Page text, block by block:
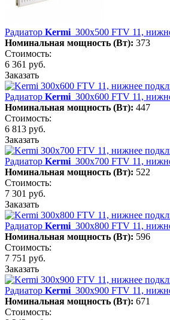
Радиатор Kermi 300х500 FTV 11,
Номинальная мощность (Вт): 373
Стоимость:
6 361 руб.
Заказать
Радиатор Kermi 300х600 FTV 11,
Номинальная мощность (Вт): 447
Стоимость:
6 813 руб.
Заказать
Радиатор Kermi 300х700 FTV 11,
Номинальная мощность (Вт): 522
Стоимость:
7 301 руб.
Заказать
Радиатор Kermi 300х800 FTV 11,
Номинальная мощность (Вт): 596
Стоимость:
7 751 руб.
Заказать
Радиатор Kermi 300х900 FTV 11,
Номинальная мощность (Вт): 671
Стоимость: